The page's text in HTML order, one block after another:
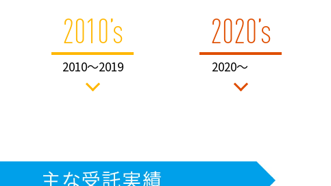
2010’s
2010〜2019
2020’s
2020〜